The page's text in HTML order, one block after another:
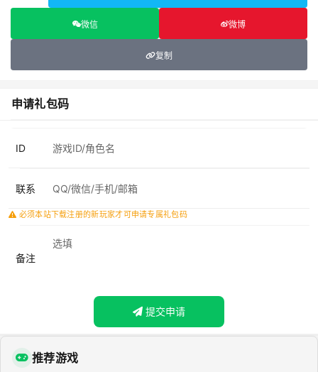
微信 微博
复制
申请礼包码
ID
联系
必须本站下载注册的新玩家才可申请专属礼包码
备注
提交申请
推荐游戏